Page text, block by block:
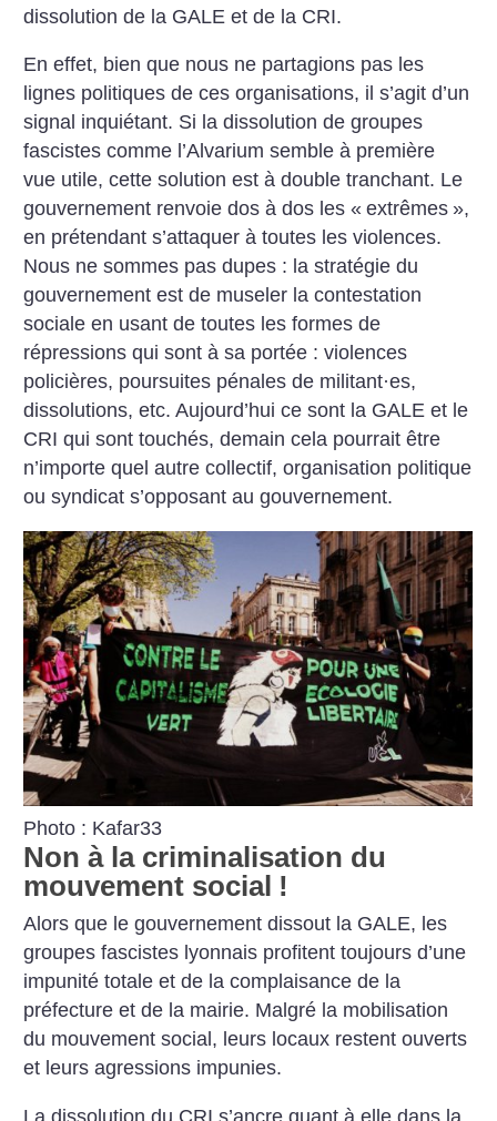
dissolution de la GALE et de la CRI.
En effet, bien que nous ne partagions pas les
lignes politiques de ces organisations, il s’agit d’un
signal inquiétant. Si la dissolution de groupes
fascistes comme l’Alvarium semble à première
vue utile, cette solution est à double tranchant. Le
gouvernement renvoie dos à dos les « extrêmes »,
en prétendant s’attaquer à toutes les violences.
Nous ne sommes pas dupes : la stratégie du
gouvernement est de museler la contestation
sociale en usant de toutes les formes de
répressions qui sont à sa portée : violences
policières, poursuites pénales de militant·es,
dissolutions, etc. Aujourd’hui ce sont la GALE et le
CRI qui sont touchés, demain cela pourrait être
n’importe quel autre collectif, organisation politique
ou syndicat s’opposant au gouvernement.
Photo : Kafar33
Non à la criminalisation du
mouvement social !
Alors que le gouvernement dissout la GALE, les
groupes fascistes lyonnais profitent toujours d’une
impunité totale et de la complaisance de la
préfecture et de la mairie. Malgré la mobilisation
du mouvement social, leurs locaux restent ouverts
et leurs agressions impunies.
La dissolution du CRI s’ancre quant à elle dans la